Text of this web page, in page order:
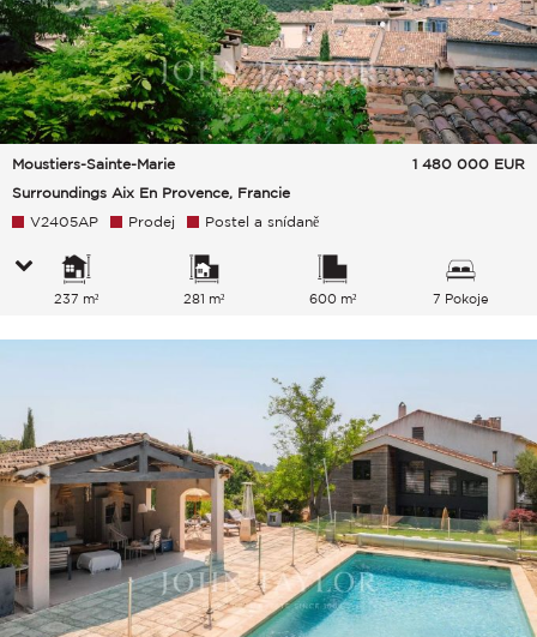
Moustiers-Sainte-Marie
Surroundings Aix En Provence, Francie
1 480 000 EUR
V2405AP Prodej Postel a snídaně
237 m² 281 m² 600 m² 7 Pokoje